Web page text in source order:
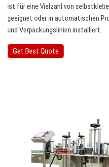
ist für eine Vielzahl von
geeignet oder in automatischen
und Verpackungslinien installiert.
Get Best Quote